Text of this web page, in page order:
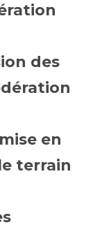
des
en
terrain